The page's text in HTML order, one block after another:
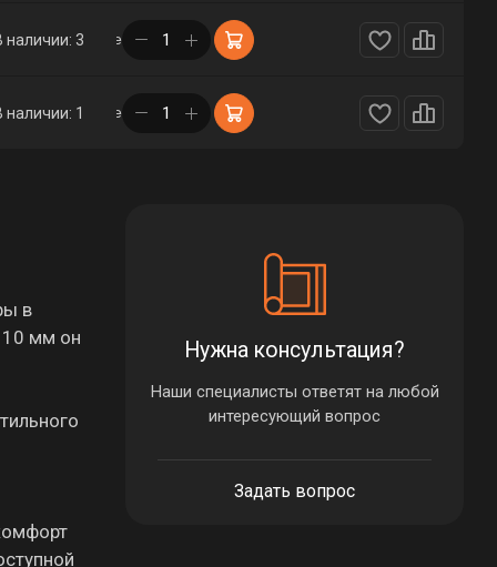
наличии: 3в корзине
наличии: 1в корзине
в
10 мм он
Нужна консультация?
Наши специалисты ответят на любой
интересующий вопрос
Задать вопрос